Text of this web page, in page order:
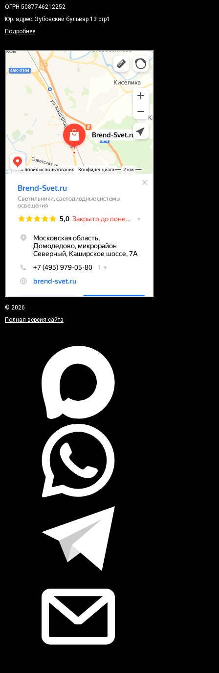
ОГРН 5087746212252
Юр. адрес: Зубовский бульвар 13 стр1
Подробнее
© 2026
Полная версия сайта